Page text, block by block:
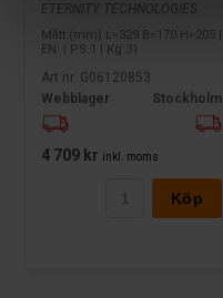
ETERNITY TECHNOLOGIES
Mått (mm) L=329 B=170 H=205 |
EN: | PS:1 | Kg:31
Art nr. G06120853
Webblager
Stockholm
4 709 kr inkl. moms
Köp